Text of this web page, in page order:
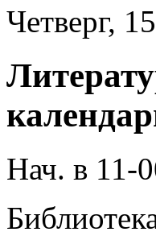
Четверг,
Нач. в 11-